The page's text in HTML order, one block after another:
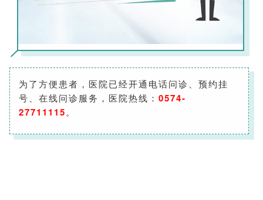
为了方便患者，医院已经开通电话问诊、预约挂
号、在线问诊服务，医院热线： 0574-
27711115。